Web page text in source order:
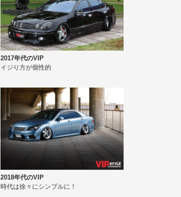
2017年代のVIP
イジり方が個性的
2018年代のVIP
時代は徐々にシンプルに！